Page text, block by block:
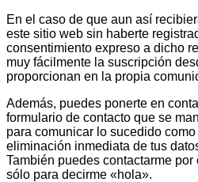
En el caso de que aun así
este sitio web sin haberte
consentimiento expreso a dicho
muy fácilmente la suscripción
proporcionan en la propia
Además, puedes ponerte en
formulario de contacto que se
para comunicar lo sucedido
eliminación inmediata de tus
También puedes contactarme
sólo para decirme «hola».